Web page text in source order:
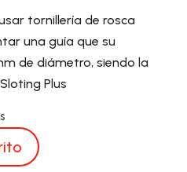
tornillería de rosca
una guía que su
de diámetro, siendo la
Plus